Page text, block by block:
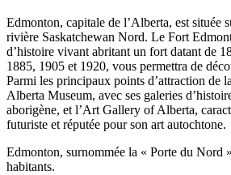
Edmonton, capitale de l’Alberta, est située
rivière Saskatchewan Nord. Le Fort
d’histoire vivant abritant un fort datant de
1885, 1905 et 1920, vous permettra de
Parmi les principaux points d’attraction de
Alberta Museum, avec ses galeries
aborigène, et l’Art Gallery of Alberta,
futuriste et réputée pour son art autochtone.
Edmonton, surnommée la « Porte du Nord
habitants.